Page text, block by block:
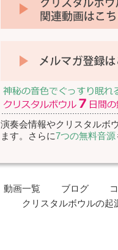
演奏会情報やクリスタルボ
ます。さらに7つの無料音源
動画一覧 ブログ
クリスタルボウルの起